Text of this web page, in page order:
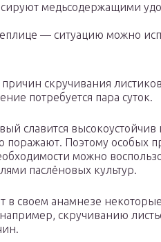
медьсодержащими
— ситуацию можно
скручивания
потребуется пара суток.
славится
поражают. Поэтому особых
можно
паслёновых культур.
в своем анамнезе
скручиванию